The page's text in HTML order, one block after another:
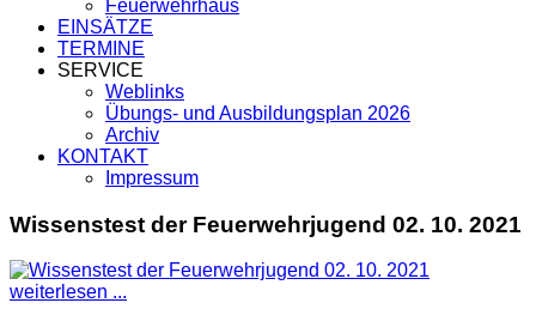
Feuerwehrhaus
EINSÄTZE
TERMINE
SERVICE
Weblinks
Übungs- und Ausbildungsplan 2026
Archiv
KONTAKT
Impressum
Wissenstest der Feuerwehrjugend 02. 10. 2021
weiterlesen ...